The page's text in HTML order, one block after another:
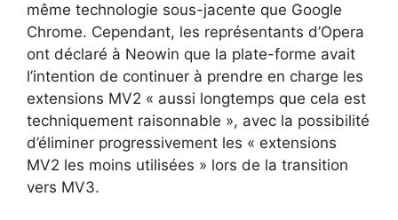
même technologie sous-jacente que Google
Chrome. Cependant, les représentants d’Opera
ont déclaré à Neowin que la plate-forme avait
l’intention de continuer à prendre en charge les
extensions MV2 « aussi longtemps que cela est
techniquement raisonnable », avec la possibilité
d’éliminer progressivement les « extensions
MV2 les moins utilisées » lors de la transition
vers MV3.